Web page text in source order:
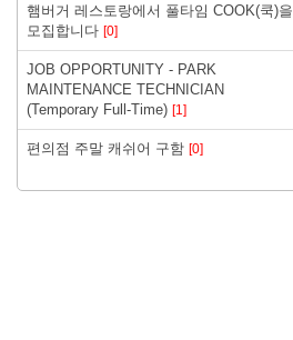
햄버거 레스토랑에서 풀타임 COOK(쿡)을
모집합니다 [0]
JOB OPPORTUNITY - PARK
MAINTENANCE TECHNICIAN
(Temporary Full-Time) [1]
편의점 주말 캐쉬어 구함 [0]